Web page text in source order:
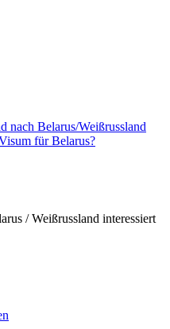
nach Belarus/Weißrussland
für Belarus?
/ Weißrussland interessiert